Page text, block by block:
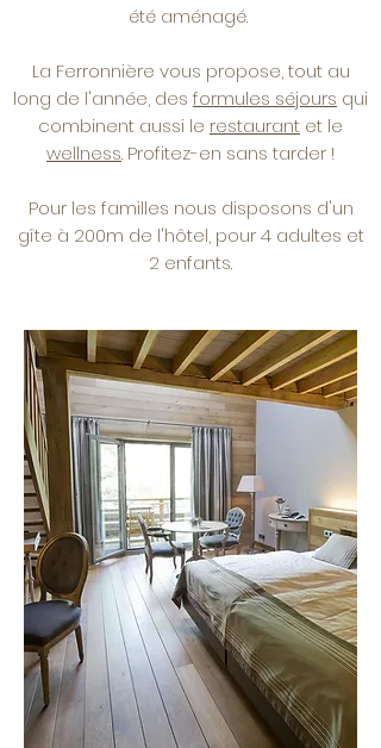
été aménagé.
La Ferronnière vous propose, tout au
long de l'année, des formules séjours qui
combinent aussi le restaurant et le
wellness. Profitez-en sans tarder !
Pour les familles nous disposons d'un
gîte à 200m de l'hôtel, pour 4 adultes et
2 enfants.